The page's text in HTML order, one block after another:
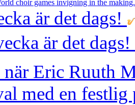
är det dags!